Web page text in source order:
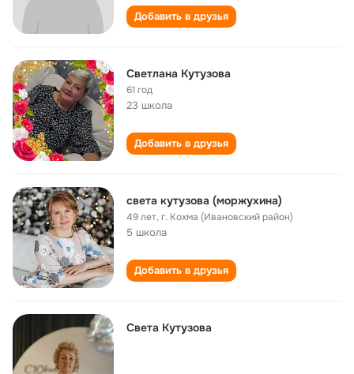
Добавить в друзья
Светлана Кутузова
61 год
23 школа
Добавить в друзья
света кутузова (моржухина)
49 лет,г. Кохма (Ивановский район)
5 школа
Добавить в друзья
Света Кутузова